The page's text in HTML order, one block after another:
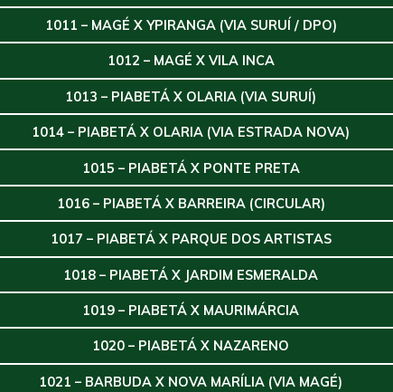
1011 – MAGÉ X YPIRANGA (VIA SURUÍ / DPO)
1012 – MAGÉ X VILA INCA
1013 – PIABETÁ X OLARIA (VIA SURUÍ)
1014 – PIABETÁ X OLARIA (VIA ESTRADA NOVA)
1015 – PIABETÁ X PONTE PRETA
1016 – PIABETÁ X BARREIRA (CIRCULAR)
1017 – PIABETÁ X PARQUE DOS ARTISTAS
1018 – PIABETÁ X JARDIM ESMERALDA
1019 – PIABETÁ X MAURIMÁRCIA
1020 – PIABETÁ X NAZARENO
1021 – BARBUDA X NOVA MARÍLIA (VIA MAGÉ)